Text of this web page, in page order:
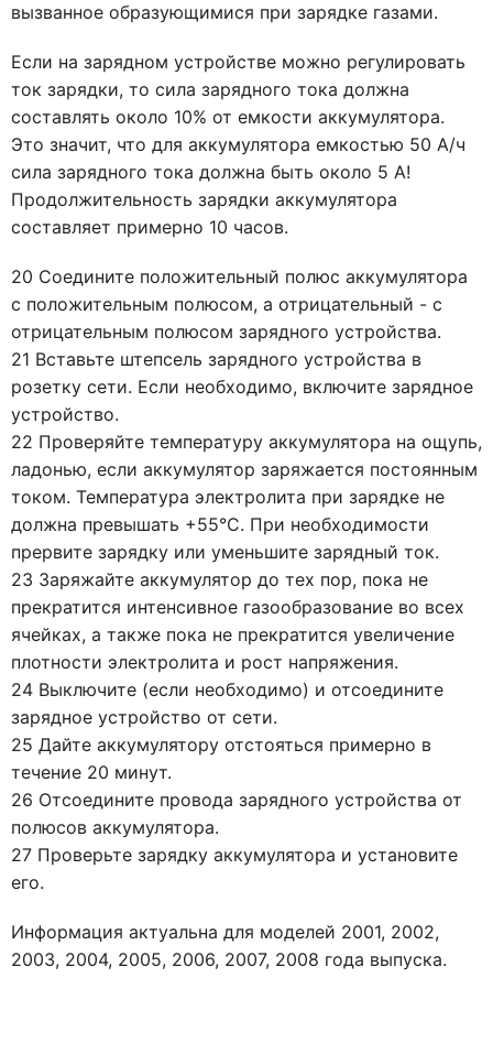
вызванное образующимися при зарядке газами.
Если на зарядном устройстве можно регулировать
ток зарядки, то сила зарядного тока должна
составлять около 10% от емкости аккумулятора.
Это значит, что для аккумулятора емкостью 50 А/ч
сила зарядного тока должна быть около 5 А!
Продолжительность зарядки аккумулятора
составляет примерно 10 часов.
20 Соедините положительный полюс аккумулятора
с положительным полюсом, а отрицательный - с
отрицательным полюсом зарядного устройства.
21 Вставьте штепсель зарядного устройства в
розетку сети. Если необходимо, включите зарядное
устройство.
22 Проверяйте температуру аккумулятора на ощупь,
ладонью, если аккумулятор заряжается постоянным
током. Температура электролита при зарядке не
должна превышать +55°С. При необходимости
прервите зарядку или уменьшите зарядный ток.
23 Заряжайте аккумулятор до тех пор, пока не
прекратится интенсивное газообразование во всех
ячейках, а также пока не прекратится увеличение
плотности электролита и рост напряжения.
24 Выключите (если необходимо) и отсоедините
зарядное устройство от сети.
25 Дайте аккумулятору отстояться примерно в
течение 20 минут.
26 Отсоедините провода зарядного устройства от
полюсов аккумулятора.
27 Проверьте зарядку аккумулятора и установите
его.
Информация актуальна для моделей 2001, 2002,
2003, 2004, 2005, 2006, 2007, 2008 года выпуска.